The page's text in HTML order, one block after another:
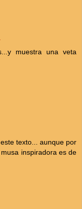
muestra una veta
texto... aunque por
inspiradora es de